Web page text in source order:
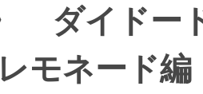
ダイドー
モネード編